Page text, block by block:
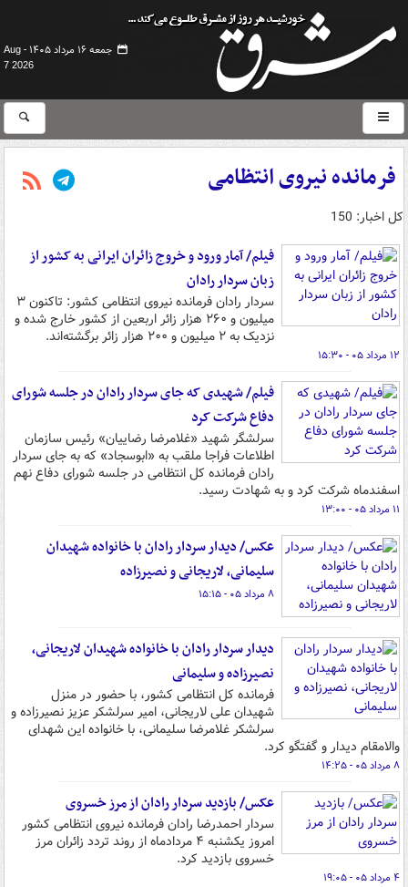
جمعه ۱۶ مرداد ۱۴۰۵ -
Aug
7 2026
فرمانده نیروی انتظامی
کل اخبار: 150
فیلم/ آمار ورود و خروج زائران ایرانی به کشور از
زبان سردار رادان
سردار رادان فرمانده نیروی انتظامی کشور: تاکنون ۳
میلیون و ۲۶۰ هزار زائر اربعین از کشور خارج شده و
نزدیک به ۲ میلیون و ۲۰۰ هزار زائر برگشته‌اند.
۱۲ مرداد ۰۵ - ۱۵:۳۰
فیلم/ شهیدی که جای سردار رادان در جلسه شورای
دفاع شرکت کرد
سرلشگر شهید «غلامرضا رضاییان» رئیس سازمان
اطلاعات فراجا ملقب به «ابوسجاد» که به جای سردار
رادان فرمانده کل انتظامی در جلسه شورای دفاع نهم
اسفندماه شرکت کرد و به شهادت رسید.
۱۱ مرداد ۰۵ - ۱۳:۰۰
عکس/ دیدار سردار رادان با خانواده‌ شهیدان
سلیمانی، لاریجانی و نصیرزاده
۸ مرداد ۰۵ - ۱۵:۱۵
دیدار سردار رادان با خانواده شهیدان لاریجانی،
نصیرزاده و سلیمانی
فرمانده کل انتظامی کشور، با حضور در منزل
شهیدان علی لاریجانی، امیر سرلشکر عزیز نصیرزاده و
سرلشکر غلامرضا سلیمانی، با خانواده این شهدای
والامقام دیدار و گفتگو کرد.
۸ مرداد ۰۵ - ۱۴:۲۵
عکس/ بازدید سردار رادان از مرز خسروی
سردار احمدرضا رادان فرمانده نیروی انتظامی کشور
امروز یکشنبه ۴ مردادماه از روند تردد زائران مرز
خسروی بازدید کرد.
۴ مرداد ۰۵ - ۱۹:۰۵